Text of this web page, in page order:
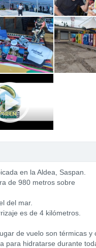
en la Aldea, Saspan.
de 980 metros sobre
del mar.
es de 4 kilómetros.
de vuelo son térmicas
para hidratarse durante